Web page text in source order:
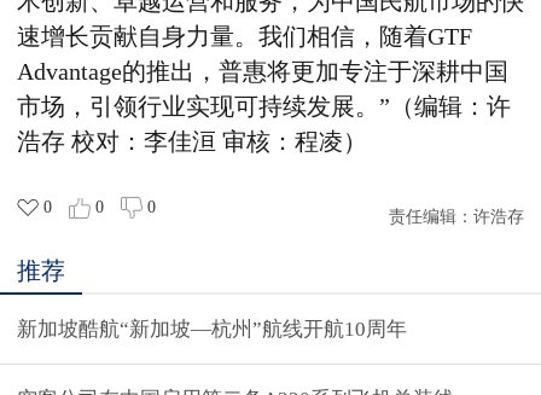
速增长贡献自身力量。我们相信，随着GTF
Advantage的推出，普惠将更加专注于深耕中国
市场，引领行业实现可持续发展。”（编辑：许
浩存 校对：李佳洹 审核：程凌）
0 0 0
责任编辑： 许浩存
推荐
新加坡酷航“新加坡—杭州”航线开航10周年